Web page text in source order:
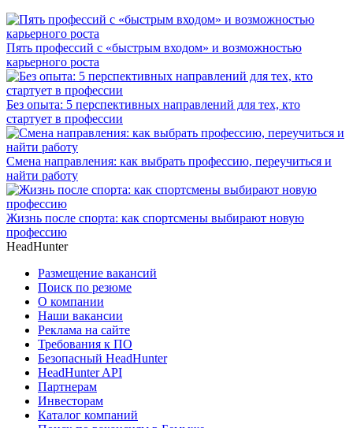
Пять профессий с «быстрым входом» и возможностью
карьерного роста
Без опыта: 5 перспективных направлений для тех, кто
стартует в профессии
Смена направления: как выбрать профессию, переучиться и
найти работу
Жизнь после спорта: как спортсмены выбирают новую
профессию
HeadHunter
Размещение вакансий
Поиск по резюме
О компании
Наши вакансии
Реклама на сайте
Требования к ПО
Безопасный HeadHunter
HeadHunter API
Партнерам
Инвесторам
Каталог компаний